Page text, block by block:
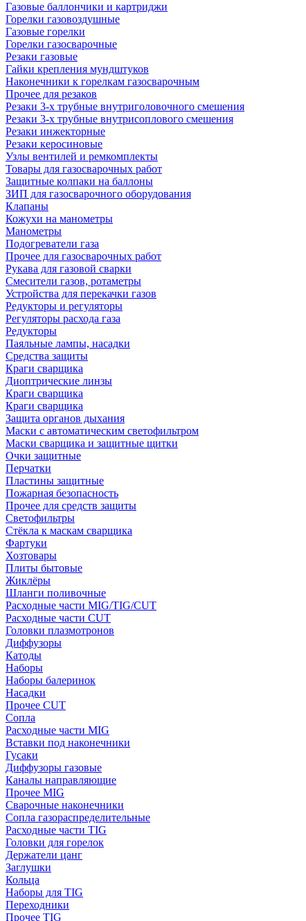
Газовые баллончики и картриджи
Горелки газовоздушные
Газовые горелки
Горелки газосварочные
Резаки газовые
Гайки крепления мундштуков
Наконечники к горелкам газосварочным
Прочее для резаков
Резаки 3-х трубные внутриголовочного смешения
Резаки 3-х трубные внутрисоплового смешения
Резаки инжекторные
Резаки керосиновые
Узлы вентилей и ремкомплекты
Товары для газосварочных работ
Защитные колпаки на баллоны
ЗИП для газосварочного оборудования
Клапаны
Кожухи на манометры
Манометры
Подогреватели газа
Прочее для газосварочных работ
Рукава для газовой сварки
Смесители газов, ротаметры
Устройства для перекачки газов
Редукторы и регуляторы
Регуляторы расхода газа
Редукторы
Паяльные лампы, насадки
Средства защиты
Краги сварщика
Диоптрические линзы
Краги сварщика
Краги сварщика
Защита органов дыхания
Маски с автоматическим светофильтром
Маски сварщика и защитные щитки
Очки защитные
Перчатки
Пластины защитные
Пожарная безопасность
Прочее для средств защиты
Светофильтры
Стёкла к маскам сварщика
Фартуки
Хозтовары
Плиты бытовые
Жиклёры
Шланги поливочные
Расходные части MIG/TIG/CUT
Расходные части CUT
Головки плазмотронов
Диффузоры
Катоды
Наборы
Наборы балеринок
Насадки
Прочее CUT
Сопла
Расходные части MIG
Вставки под наконечники
Гусаки
Диффузоры газовые
Каналы направляющие
Прочее MIG
Сварочные наконечники
Сопла газораспределительные
Расходные части TIG
Головки для горелок
Держатели цанг
Заглушки
Кольца
Наборы для TIG
Переходники
Прочее TIG